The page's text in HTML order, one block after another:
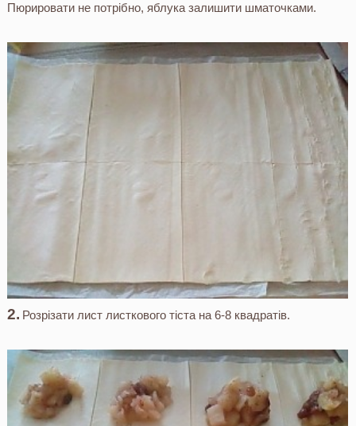
Пюрировати не потрібно, яблука залишити шматочками.
Розрізати лист листкового тіста на 6-8 квадратів.